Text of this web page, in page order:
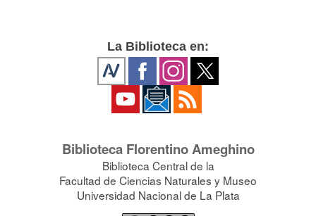
La Biblioteca en:
Biblioteca Florentino Ameghino
Biblioteca Central de la
Facultad de Ciencias Naturales y Museo
Universidad Nacional de La Plata